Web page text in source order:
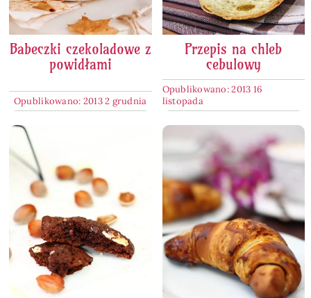
Babeczki czekoladowe z
powidłami
Opublikowano: 2013 2 grudnia
Przepis na chleb
cebulowy
Opublikowano: 2013 16
listopada